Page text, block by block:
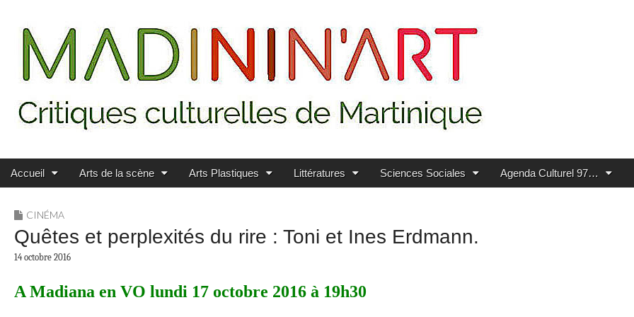
MADININ'ART
Main menu
Skip to content
Accueil Arts de la scène Arts Plastiques Littératures Sciences Sociales Agenda Culturel 97…
CINÉMA
Quêtes et perplexités du rire : Toni et Ines Erdmann.
14 octobre 2016
A Madiana en VO lundi 17 octobre 2016 à 19h30